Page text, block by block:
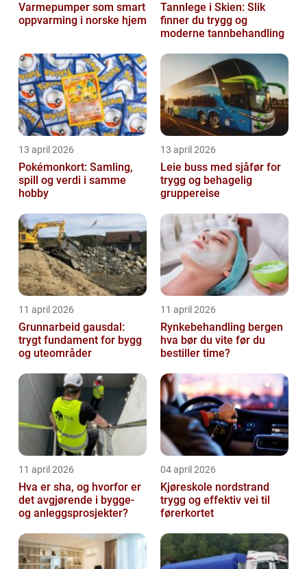
Varmepumper som smart
oppvarming i norske hjem
Tannlege i Skien: Slik
finner du trygg og
moderne tannbehandling
13 april 2026
Pokémonkort: Samling,
spill og verdi i samme
hobby
13 april 2026
Leie buss med sjåfør for
trygg og behagelig
gruppereise
11 april 2026
Grunnarbeid gausdal:
trygt fundament for bygg
og uteområder
11 april 2026
Rynkebehandling bergen
hva bør du vite før du
bestiller time?
11 april 2026
Hva er sha, og hvorfor er
det avgjørende i bygge-
og anleggsprosjekter?
04 april 2026
Kjøreskole nordstrand
trygg og effektiv vei til
førerkortet